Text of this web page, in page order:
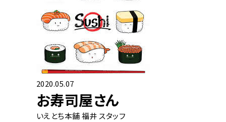
2020.05.07
お寿司屋さん
いえとち本舗 福井 スタッフ